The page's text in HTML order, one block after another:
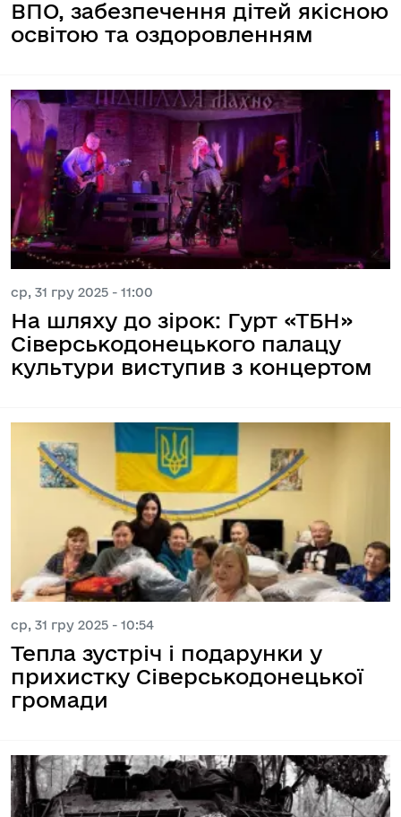
ВПО, забезпечення дітей якісною
освітою та оздоровленням
ср, 31 гру 2025 - 11:00
На шляху до зірок: Гурт «ТБН»
Сіверськодонецького палацу
культури виступив з концертом
ср, 31 гру 2025 - 10:54
Тепла зустріч і подарунки у
прихистку Сіверськодонецької
громади